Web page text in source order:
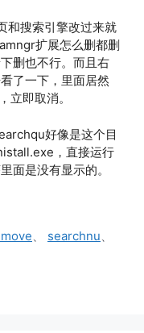
和搜索引擎改过来就
扩展怎么删都删
删也不行。而且右
了一下，里面居然
即取消。
好像是这个目
，直接运行
面是没有显示的。
searchnu